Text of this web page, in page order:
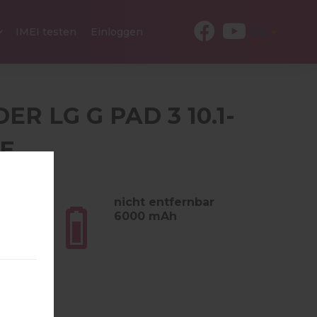
IMEI testen Einloggen
LG G PAD 3 10.1-
nicht entfernbar
6000 mAh